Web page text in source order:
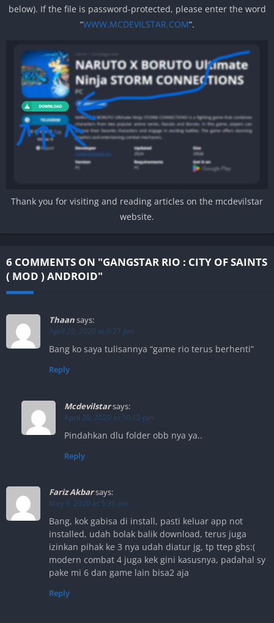
below). If the file is password-protected, please enter the word
“WWW.MCDEVILSTAR.COM“.
Thank you for visiting and reading articles on the mcdevilstar
website.
6 COMMENTS ON "GANGSTAR RIO : CITY OF SAINTS
( MOD ) ANDROID"
Thaansays:
April 20, 2020 at 6:27 pm
Bang ko saya tulisannya “game rio terus berhenti”
Reply
Mcdevilstarsays:
April 20, 2020 at 10:12 pm
Pindahkan dlu folder obb nya ya..
Reply
Fariz Akbarsays:
May 9, 2020 at 5:36 am
Bang, kok gabisa di install, pasti keluar app not
installed, udah bolak balik download, terus juga
izinkan pihak ke 3 nya udah diatur jg, tp ttep gbs:(
modern combat 4 juga kek gini kasusnya, padahal sy
pake mi 6 dan game lain bisa2 aja
Reply